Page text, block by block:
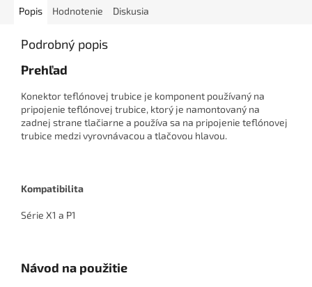
Popis Hodnotenie Diskusia
Podrobný popis
Prehľad
Konektor teflónovej trubice je komponent používaný na
pripojenie teflónovej trubice, ktorý je namontovaný na
zadnej strane tlačiarne a používa sa na pripojenie teflónovej
trubice medzi vyrovnávacou a tlačovou hlavou.
Kompatibilita
Série X1 a P1
Návod na použitie